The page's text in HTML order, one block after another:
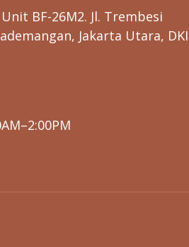
BF-26M2. Jl. Trembesi
Jakarta Utara, DKI